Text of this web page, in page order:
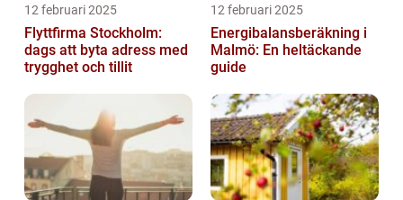
12 februari 2025
Flyttfirma Stockholm:
dags att byta adress med
trygghet och tillit
12 februari 2025
Energibalansberäkning i
Malmö: En heltäckande
guide